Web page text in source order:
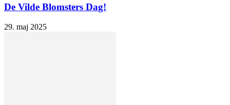
De Vilde Blomsters Dag!
29. maj 2025